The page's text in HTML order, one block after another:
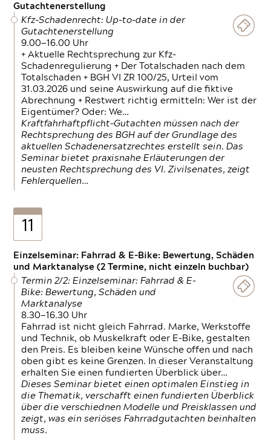
Gutachtenerstellung
Kfz-Schadenrecht: Up-to-date in der
Gutachtenerstellung
9.00—16.00 Uhr
+ Aktuelle Rechtsprechung zur Kfz-
Schadenregulierung + Der Totalschaden nach dem
Totalschaden + BGH VI ZR 100/25, Urteil vom
31.03.2026 und seine Auswirkung auf die fiktive
Abrechnung + Restwert richtig ermitteln: Wer ist der
Eigentümer? Oder: We…
Kraftfahrhaftpflicht-Gutachten müssen nach der
Rechtsprechung des BGH auf der Grundlage des
aktuellen Schadenersatzrechtes erstellt sein. Das
Seminar bietet praxisnahe Erläuterungen der
neusten Rechtsprechung des VI. Zivilsenates, zeigt
Fehlerquellen…
11
Einzelseminar: Fahrrad & E-Bike: Bewertung, Schäden
und Marktanalyse (2 Termine, nicht einzeln buchbar)
Termin 2/2: Einzelseminar: Fahrrad & E-
Bike: Bewertung, Schäden und
Marktanalyse
8.30—16.30 Uhr
Fahrrad ist nicht gleich Fahrrad. Marke, Werkstoffe
und Technik, ob Muskelkraft oder E-Bike, gestalten
den Preis. Es bleiben keine Wünsche offen und nach
oben gibt es keine Grenzen. In dieser Veranstaltung
erhalten Sie einen fundierten Überblick über…
Dieses Seminar bietet einen optimalen Einstieg in
die Thematik, verschafft einen fundierten Überblick
über die verschiednen Modelle und Preisklassen und
zeigt, was ein seriöses Fahrradgutachten beinhalten
muss.